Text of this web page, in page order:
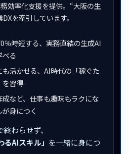
効率化支援を提供。“大阪の生
を牽引しています。
％時短する、実務直結の生成AI
る
活かせる、AI時代の「稼ぐた
を習得
など、仕事も趣味もラクにな
身につく
わらせず、
るAIスキル」 を一緒に身につ